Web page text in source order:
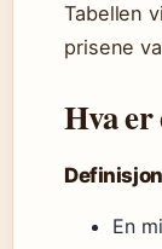
Tabellen
prisene
Hva er
En